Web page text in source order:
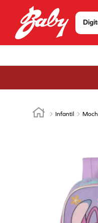
Digite
Infantil